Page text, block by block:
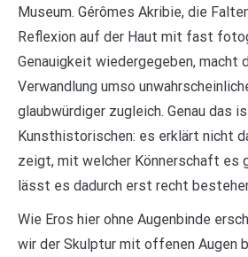
Museum. Gérômes Akribie, die
Reflexion auf der Haut mit fast
Genauigkeit wiedergegeben, macht
Verwandlung umso
glaubwürdiger zugleich. Genau das
Kunsthistorischen: es erklärt nicht
zeigt, mit welcher Könnerschaft es
lässt es dadurch erst recht
Wie Eros hier ohne Augenbinde
wir der Skulptur mit offenen Augen